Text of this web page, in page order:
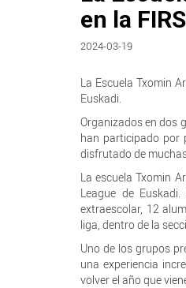
en la
2024-03-19
La Escuela Txomin
Euskadi.
Organizados en dos
han participado por
disfrutado de
La escuela Txomin
League de
extraescolar, 12
liga, dentro de la
Uno de los grupos
una experiencia
volver el año que